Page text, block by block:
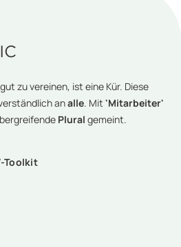
zu vereinen, ist eine Kür. Diese
analle. Mit 'Mitarbeiter'
Plural gemeint.
Toolkit